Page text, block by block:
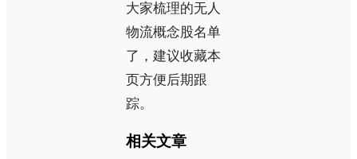
大家梳理的无人
物流概念股名单
了，建议收藏本
页方便后期跟
踪。
相关文章